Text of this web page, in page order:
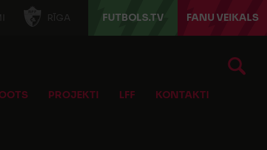
RĪGA FUTBOLS.TV FANU VEIKALS
PROJEKTI LFF KONTAKTI